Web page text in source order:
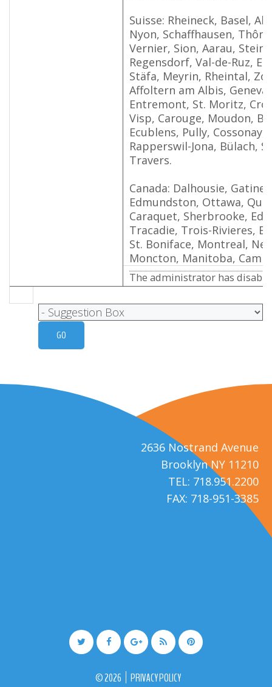
Suisse: Rheineck, Basel,
Nyon, Schaffhausen,
Vernier, Sion, Aarau, Stein
Regensdorf, Val-de-Ruz,
Stäfa, Meyrin, Rheintal,
Affoltern am Albis,
Entremont, St. Moritz,
Visp, Carouge, Moudon,
Ecublens, Pully, Cossonay,
Rapperswil-Jona, Bülach,
Travers.
Canada: Dalhousie,
Edmundston, Ottawa,
Caraquet, Sherbrooke,
Tracadie, Trois-Rivieres,
St. Boniface, Montreal,
Moncton, Manitoba,
The administrator has
2636 Nostrand Avenue
Brooklyn NY 11210
TEL: 718.951.2200
FAX: 718-951-3385
©2026 PRIVACY POLICY